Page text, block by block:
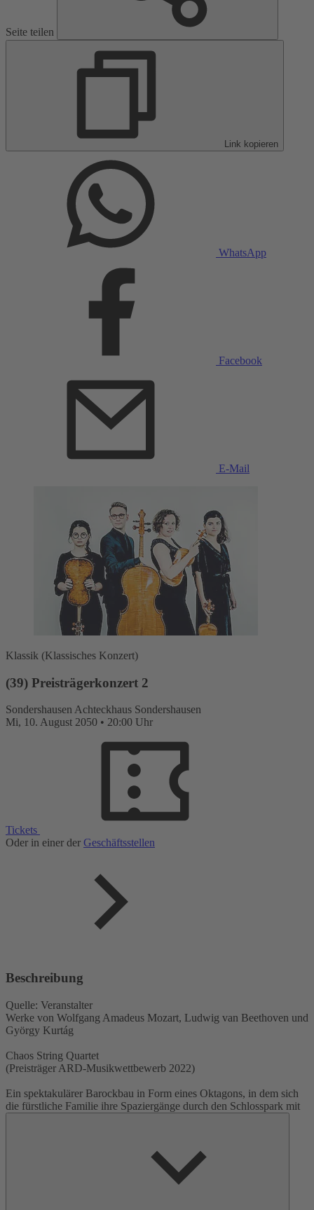
Seite teilen
Link kopieren
WhatsApp
Facebook
E-Mail
Klassik (Klassisches Konzert)
(39) Preisträgerkonzert 2
SondershausenAchteckhaus Sondershausen
Mi, 10. August 2050 • 20:00 Uhr
Tickets
Oder in einer der Geschäftsstellen
Beschreibung
Quelle: Veranstalter
Werke von Wolfgang Amadeus Mozart, Ludwig van Beethoven und
György Kurtág
Chaos String Quartet
(Preisträger ARD-Musikwettbewerb 2022)
Ein spektakulärer Barockbau in Form eines Oktagons, in dem sich
die fürstliche Familie ihre Spaziergänge durch den Schlosspark mit
stimmungsvoller Konzertsaal dient. Hier zu Gast: das junge Chaos
String Quartet, das am 10. September 2022 beim Internationalen
Musikwettbewerb der ARD in München bewies, dass es das Chaos